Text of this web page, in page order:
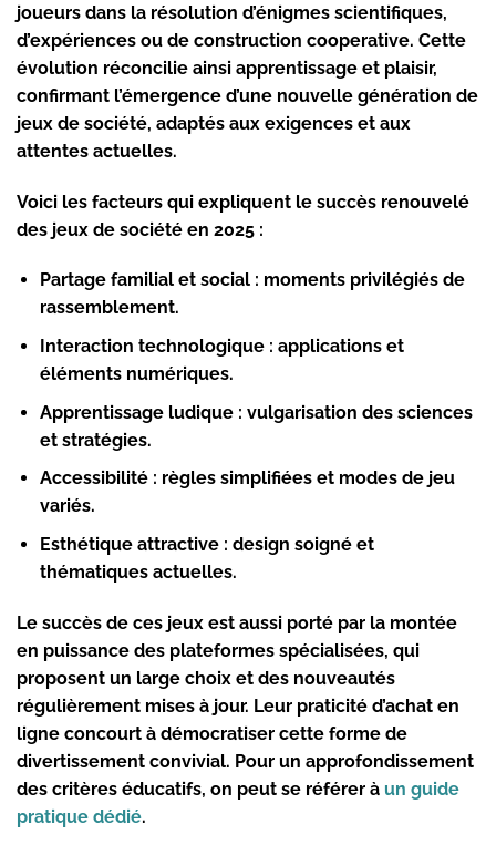
joueurs dans la résolution d’énigmes scientifiques,
d’expériences ou de construction cooperative. Cette
évolution réconcilie ainsi apprentissage et plaisir,
confirmant l’émergence d’une nouvelle génération de
jeux de société, adaptés aux exigences et aux
attentes actuelles.
Voici les facteurs qui expliquent le succès renouvelé
des jeux de société en 2025 :
Partage familial et social: moments privilégiés de
rassemblement.
Interaction technologique: applications et
éléments numériques.
Apprentissage ludique: vulgarisation des sciences
et stratégies.
Accessibilité: règles simplifiées et modes de jeu
variés.
Esthétique attractive: design soigné et
thématiques actuelles.
Le succès de ces jeux est aussi porté par la montée
en puissance des plateformes spécialisées, qui
proposent un large choix et des nouveautés
régulièrement mises à jour. Leur praticité d’achat en
ligne concourt à démocratiser cette forme de
divertissement convivial. Pour un approfondissement
des critères éducatifs, on peut se référer à un guide
pratique dédié.